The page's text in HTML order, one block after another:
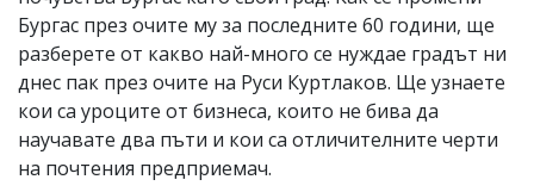
Бургас през очите му за последните 60 години, ще
разберете от какво най-много се нуждае градът ни
днес пак през очите на Руси Куртлаков. Ще узнаете
кои са уроците от бизнеса, които не бива да
научавате два пъти и кои са отличителните черти
на почтения предприемач.